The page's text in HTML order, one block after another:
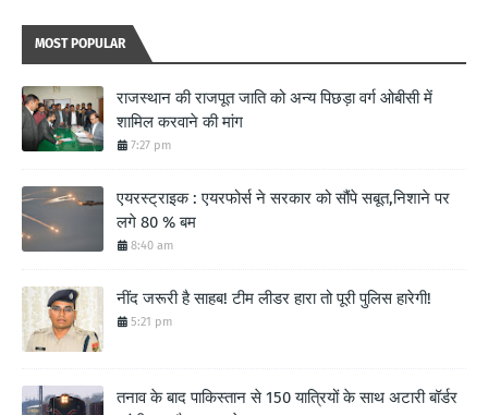
MOST POPULAR
राजस्थान की राजपूत जाति को अन्य पिछड़ा वर्ग ओबीसी में
शामिल करवाने की मांग
7:27 pm
एयरस्ट्राइक : एयरफोर्स ने सरकार को सौंपे सबूत,निशाने पर
लगे 80 % बम
8:40 am
नींद जरूरी है साहब! टीम लीडर हारा तो पूरी पुलिस हारेगी!
5:21 pm
तनाव के बाद पाकिस्तान से 150 यात्रियों के साथ अटारी बॉर्डर